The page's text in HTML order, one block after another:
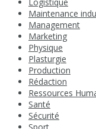
Maintenance
Management
Marketing
Physique
Plasturgie
Production
Rédaction
Ressources
Santé
Sécurité
Sport